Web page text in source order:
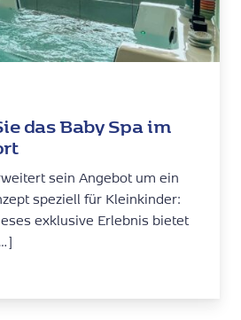
das Baby Spa im
sein Angebot um ein
speziell für Kleinkinder:
exklusive Erlebnis bietet